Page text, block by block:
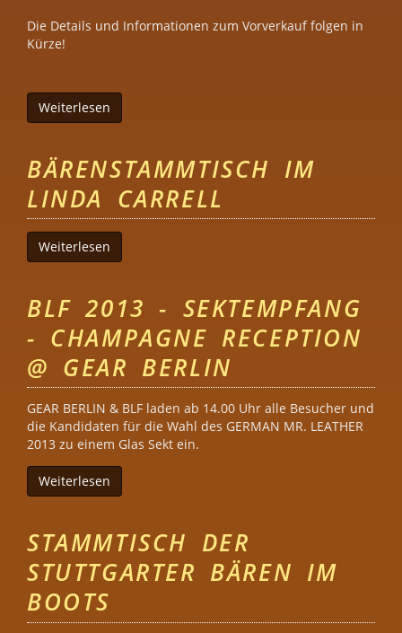
Die Details und Informationen zum Vorverkauf folgen in
Kürze!
Weiterlesen
BÄRENSTAMMTISCH IM
LINDA CARRELL
Weiterlesen
BLF 2013 - SEKTEMPFANG
- CHAMPAGNE RECEPTION
@ GEAR BERLIN
GEAR BERLIN & BLF laden ab 14.00 Uhr alle Besucher und
die Kandidaten für die Wahl des GERMAN MR. LEATHER
2013 zu einem Glas Sekt ein.
Weiterlesen
STAMMTISCH DER
STUTTGARTER BÄREN IM
BOOTS